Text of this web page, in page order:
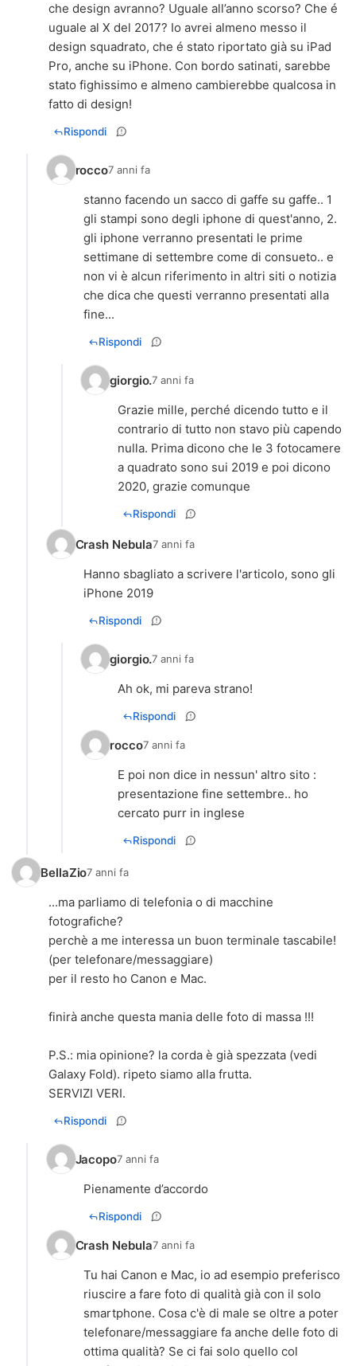
che design avranno? Uguale all’anno scorso? Che é
uguale al X del 2017? Io avrei almeno messo il
design squadrato, che é stato riportato già su iPad
Pro, anche su iPhone. Con bordo satinati, sarebbe
stato fighissimo e almeno cambierebbe qualcosa in
fatto di design!
Rispondi
rocco7 anni fa
stanno facendo un sacco di gaffe su gaffe.. 1
gli stampi sono degli iphone di quest'anno, 2.
gli iphone verranno presentati le prime
settimane di settembre come di consueto.. e
non vi è alcun riferimento in altri siti o notizia
che dica che questi verranno presentati alla
fine...
Rispondi
giorgio.7 anni fa
Grazie mille, perché dicendo tutto e il
contrario di tutto non stavo più capendo
nulla. Prima dicono che le 3 fotocamere
a quadrato sono sui 2019 e poi dicono
2020, grazie comunque
Rispondi
Crash Nebula7 anni fa
Hanno sbagliato a scrivere l'articolo, sono gli
iPhone 2019
Rispondi
giorgio.7 anni fa
Ah ok, mi pareva strano!
Rispondi
rocco7 anni fa
E poi non dice in nessun' altro sito :
presentazione fine settembre.. ho
cercato purr in inglese
Rispondi
BellaZio7 anni fa
...ma parliamo di telefonia o di macchine
fotografiche?
perchè a me interessa un buon terminale tascabile!
(per telefonare/messaggiare)
per il resto ho Canon e Mac.
finirà anche questa mania delle foto di massa !!!
P.S.: mia opinione? la corda è già spezzata (vedi
Galaxy Fold). ripeto siamo alla frutta.
SERVIZI VERI.
Rispondi
Jacopo7 anni fa
Pienamente d’accordo
Rispondi
Crash Nebula7 anni fa
Tu hai Canon e Mac, io ad esempio preferisco
riuscire a fare foto di qualità già con il solo
smartphone. Cosa c'è di male se oltre a poter
telefonare/messaggiare fa anche delle foto di
ottima qualità? Se ci fai solo quello col